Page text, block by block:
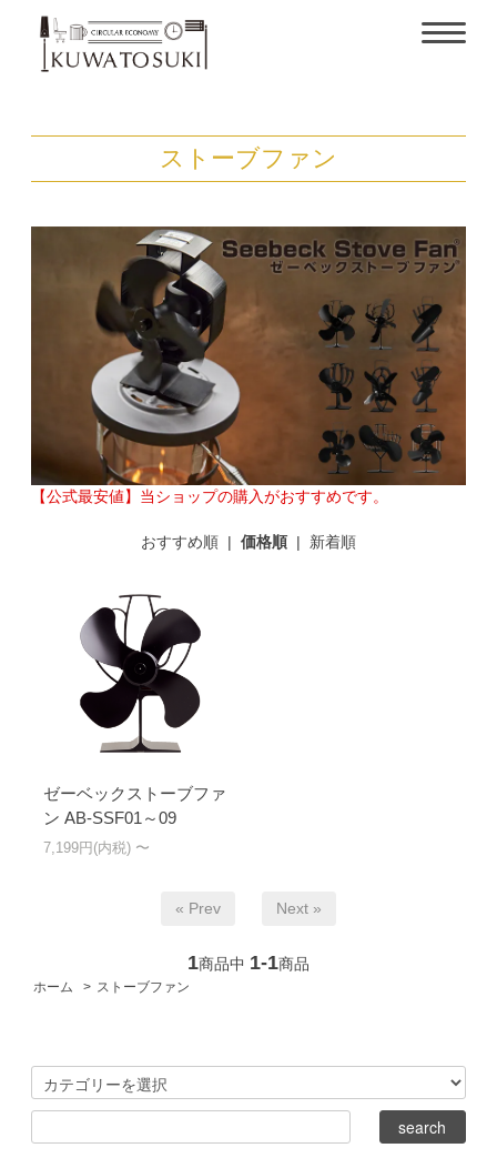
ストーブファン
【公式最安値】当ショップの購入がおすすめです。
おすすめ順 | 価格順 | 新着順
ゼーベックストーブファ
ン AB-SSF01～09
7,199円(内税) 〜
« Prev Next »
1商品中 1-1商品
ホーム > ストーブファン